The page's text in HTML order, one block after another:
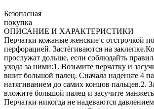
Безопасная
покупка
ОПИСАНИЕ И ХАРАКТЕРИСТИКИ
Перчатки кожаные женские с отстрочкой
перфорацией. Застёгиваются на
прослужат дольше, если соблюдайть
ухода за ними:1. Возьмите перчатку и
вшит большой палец. Сначала наденьте 4
натягиванием до самих концов пальцев.2.
вложите большой палец и засучите
Перчатки никогда не надеваются